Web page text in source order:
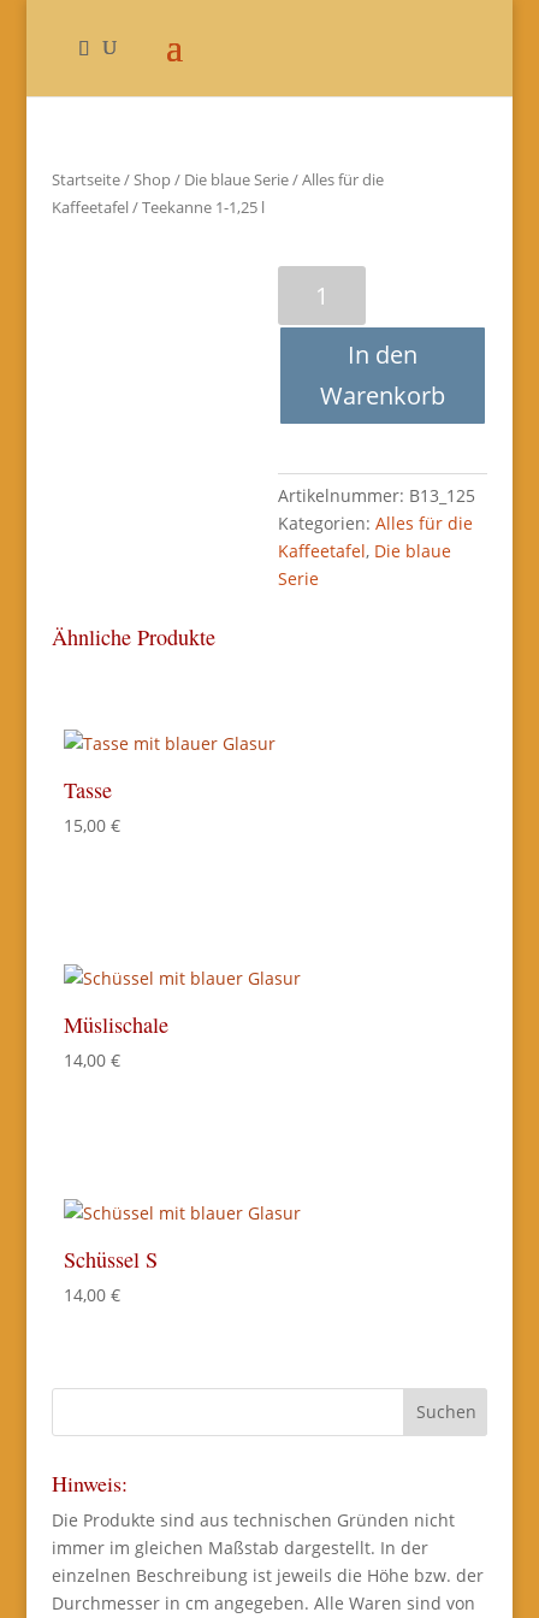
Startseite/Shop/ Die blaue Serie/Alles für die
Kaffeetafel/ Teekanne 1-1,25 l
1,25
Menge
In den
Warenkorb
Artikelnummer: B13_125
Kategorien:Alles für die
Kaffeetafel, Die blaue
Serie
Ähnliche Produkte
Tasse
15,00 €
Müslischale
14,00 €
Schüssel S
14,00 €
Hinweis:
Die Produkte sind aus technischen Gründen nicht
immer im gleichen Maßstab dargestellt. In der
einzelnen Beschreibung ist jeweils die Höhe bzw. der
Durchmesser in cm angegeben. Alle Waren sind von